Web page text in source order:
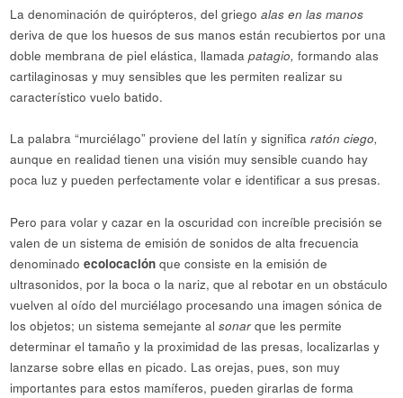
La denominación de quirópteros, del griegoalas en las manos
deriva de que los huesos de sus manos están recubiertos por una
doble membrana de piel elástica, llamadapatagio, formando alas
cartilaginosas y muy sensibles que les permiten realizar su
característico vuelo batido.
La palabra “murciélago” proviene del latín y significaratón ciego,
aunque en realidad tienen una visión muy sensible cuando hay
poca luz y pueden perfectamente volar e identificar a sus presas.
Pero para volar y cazar en la oscuridad con increíble precisión se
valen de un sistema de emisión de sonidos de alta frecuencia
denominadoecolocación que consiste en la emisión de
ultrasonidos, por la boca o la nariz, que al rebotar en un obstáculo
vuelven al oído del murciélago procesando una imagen sónica de
los objetos; un sistema semejante alsonar que les permite
determinar el tamaño y la proximidad de las presas, localizarlas y
lanzarse sobre ellas en picado. Las orejas, pues, son muy
importantes para estos mamíferos, pueden girarlas de forma